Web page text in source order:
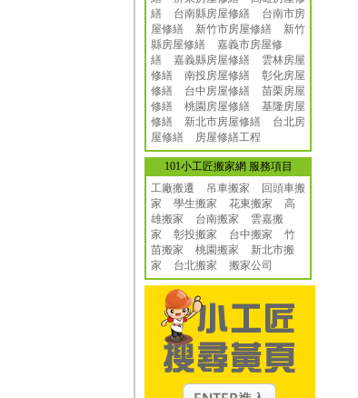
繕
台南縣房屋修繕
台南市房
屋修繕
新竹市房屋修繕
新竹
縣房屋修繕
嘉義市房屋修
繕
嘉義縣房屋修繕
雲林房屋
修繕
南投房屋修繕
彰化房屋
修繕
台中房屋修繕
苗栗房屋
修繕
桃園房屋修繕
基隆房屋
修繕
新北市房屋修繕
台北房
屋修繕
房屋修繕工程
101小工匠搬家網 服務項目
工廠搬遷 吊車搬家
回頭車搬
家
學生搬家 花東搬家
高
雄搬家
台南搬家
雲嘉搬
家
彰投搬家 台中搬家
竹
苗搬家
桃園搬家
新北市搬
家
台北搬家 搬家公司